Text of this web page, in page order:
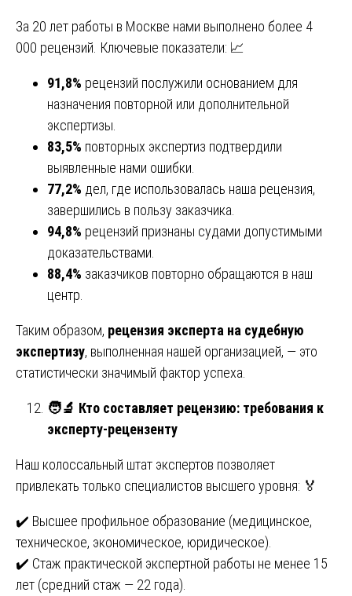
За 20 лет работы в Москве нами выполнено более 4
000 рецензий. Ключевые показатели: 📈
91,8% рецензий послужили основанием для
назначения повторной или дополнительной
экспертизы.
83,5% повторных экспертиз подтвердили
выявленные нами ошибки.
77,2% дел, где использовалась наша рецензия,
завершились в пользу заказчика.
94,8% рецензий признаны судами допустимыми
доказательствами.
88,4% заказчиков повторно обращаются в наш
центр.
Таким образом, рецензия эксперта на судебную
экспертизу, выполненная нашей организацией, — это
статистически значимый фактор успеха.
🧑 Кто составляет рецензию: требования к
эксперту-рецензенту
Наш колоссальный штат экспертов позволяет
привлекать только специалистов высшего уровня: 🏅
✔️ Высшее профильное образование (медицинское,
техническое, экономическое, юридическое).
✔️ Стаж практической экспертной работы не менее 15
лет (средний стаж — 22 года).